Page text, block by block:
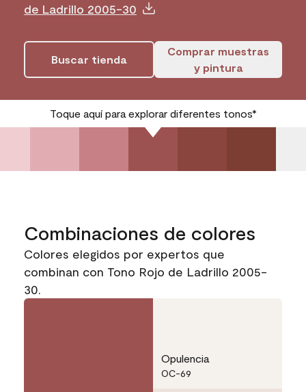
de Ladrillo 2005-30
Buscar tienda
Comprar muestras
y pintura
Toque aquí para explorar diferentes tonos*
Combinaciones de colores
Colores elegidos por expertos que
combinan con Tono Rojo de Ladrillo 2005-
30.
Opulencia
OC-69